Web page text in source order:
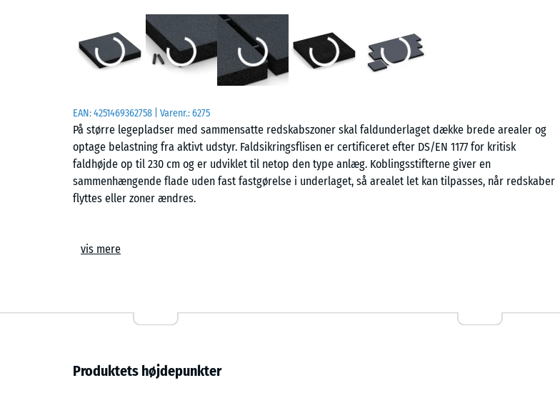
EAN:4251469362758 | Varenr.:6275
På større legepladser med sammensatte redskabszoner skal faldunderlaget dække brede arealer og
optage belastning fra aktivt udstyr. Faldsikringsflisen er certificeret efter DS/EN 1177 for kritisk
faldhøjde op til 230 cm og er udviklet til netop den type anlæg. Koblingsstifterne giver en
sammenhængende flade uden fast fastgørelse i underlaget, så arealet let kan tilpasses, når redskaber
flyttes eller zoner ændres.
faldzone, og hvor en rolig, ensartet belægning er vigtig for planlægning og drift.
Flisen er opbygget af PU-bundet ELT-gummigranulat i to lag. Et finere, komprimeret slitlag på oversiden
vis mere
Produktets højdepunkter